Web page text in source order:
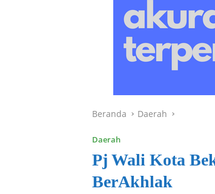
Beranda Daerah
Daerah
Pj Wali Kota
BerAkhlak